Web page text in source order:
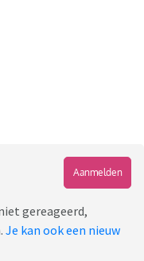
Aanmelden
gereageerd,
Je kan ook een nieuw